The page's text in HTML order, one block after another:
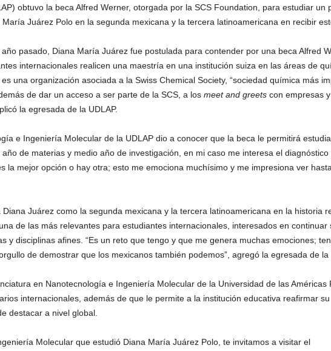
obtuvo la beca Alfred Werner, otorgada por la SCS Foundation, para estudiar un
Juárez Polo en la segunda mexicana y la tercera latinoamericana en recibir
pasado, Diana María Juárez fue postulada para contender por una beca Alfred
internacionales realicen una maestría en una institución suiza en las áreas de
una organización asociada a la Swiss Chemical Society, “sociedad química más
de dar un acceso a ser parte de la SCS, a los meet and greetscon empresas
la egresada de la UDLAP.
e Ingeniería Molecular de la UDLAP dio a conocer que la beca le permitirá
de materias y medio año de investigación, en mi caso me interesa el
la mejor opción o hay otra; esto me emociona muchísimo y me impresiona ver
Juárez como la segunda mexicana y la tercera latinoamericana en la historia
de las más relevantes para estudiantes internacionales, interesados en continuar
y disciplinas afines. “Es un reto que tengo y que me genera muchas emociones;
de demostrar que los mexicanos también podemos”, agregó la egresada de la
en Nanotecnología e Ingeniería Molecular de la Universidad de las Américas
internacionales, además de que le permite a la institución educativa reafirmar su
destacar a nivel global.
Molecular que estudió Diana María Juárez Polo, te invitamos a visitar el